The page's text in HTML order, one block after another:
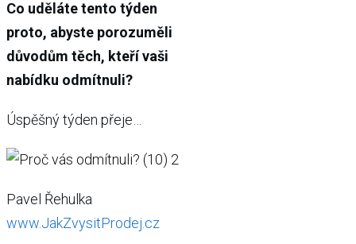
Co uděláte tento týden
proto, abyste porozuměli
důvodům těch, kteří vaši
nabídku odmítnuli?
Úspěšný týden přeje…
Pavel Řehulka
www.JakZvysitProdej.cz